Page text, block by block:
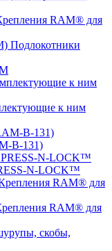
RAM® для
Подлокотники
к ним
B-131)
N-LOCK™
RAM® для
RAM® для